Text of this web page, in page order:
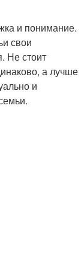
и понимание.
свои
Не стоит
а лучше
и